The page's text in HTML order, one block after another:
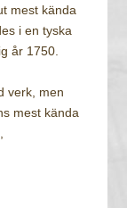
mest kända
i en tyska
år 1750.
verk, men
mest kända